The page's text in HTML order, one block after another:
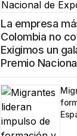
La empresa
Colombia no
Exigimos un
Premio